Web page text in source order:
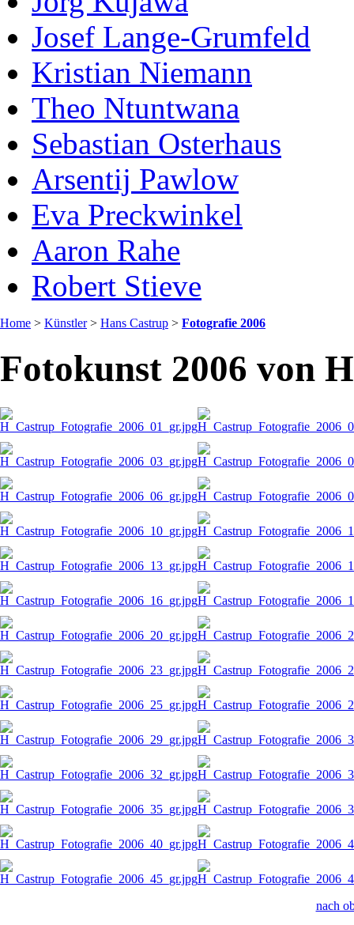
Josef Lange-Grumfeld
Kristian Niemann
Theo Ntuntwana
Sebastian Osterhaus
Arsentij Pawlow
Eva Preckwinkel
Aaron Rahe
Robert Stieve
Home > Künstler > Hans Castrup > Fotografie 2006
Fotokunst 2006 von
nach